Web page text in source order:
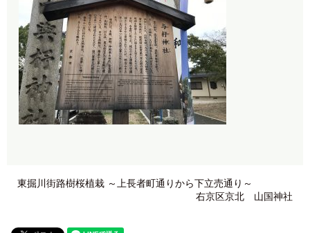
東掘川街路樹桜植栽 ～上長者町通りから下立売通り～
右京区京北 山国神社